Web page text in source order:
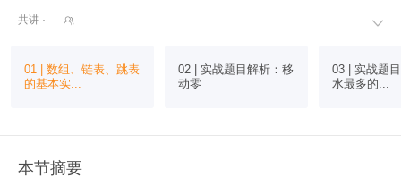

共讲 · 
01 | 数组、链表、跳表
的基本实...
02 | 实战题目解析：移
动零
03 | 实战题
水最多的...
本节摘要